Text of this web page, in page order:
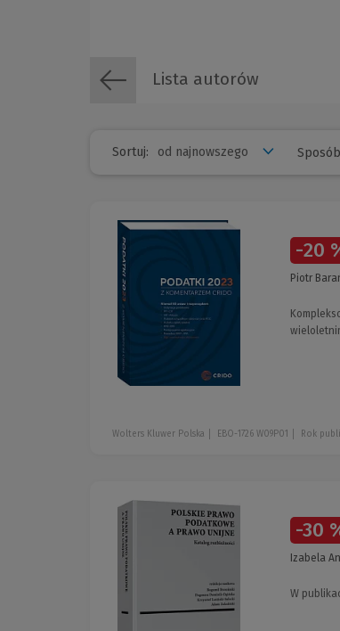
Lista autorów
Sortuj:
-20
Piotr
Wolters Kluwer Polska EBO-1726 W09P01 Rok
-30
Izabela
W